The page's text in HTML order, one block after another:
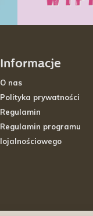
Informacje
O nas
Polityka prywatności
Regulamin
Regulamin programu
lojalnościowego